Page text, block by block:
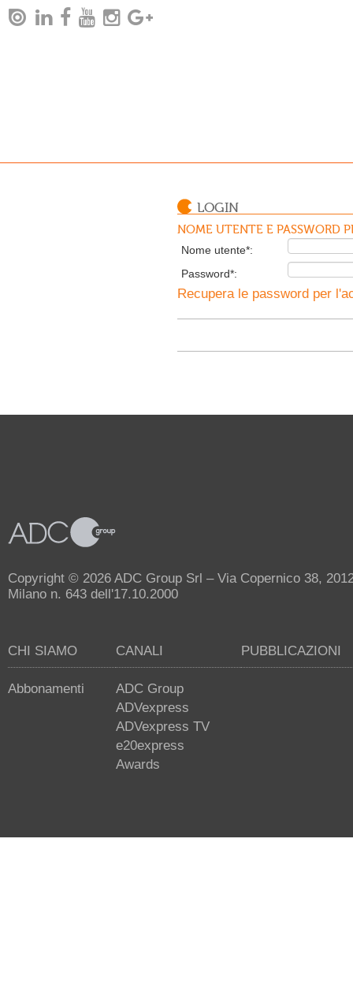
LOGIN
NOME UTENTE E PASSWORD
Nome utente*:
Password*:
Recupera le password per
Copyright © 2026 ADC Group Srl – Via Copernico 38,
Milano n. 643 dell'17.10.2000
CHI SIAMO
Abbonamenti
CANALI
ADC Group
ADVexpress
ADVexpress TV
e20express
Awards
PUBBLICAZIONI